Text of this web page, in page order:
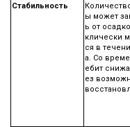
Стабильность
ы может
ь от
клически
ся в
а. Со
ебит
ез